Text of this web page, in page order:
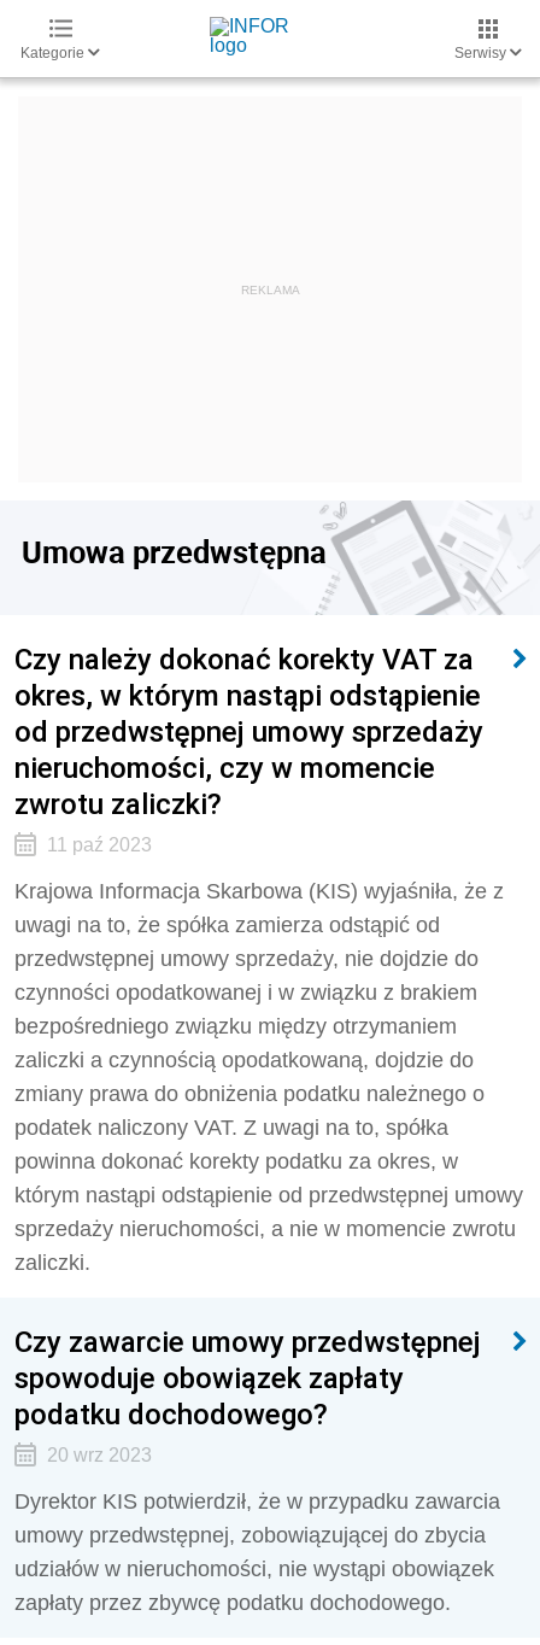
Kategorie Serwisy
Umowa przedwstępna
Czy należy dokonać korekty VAT za
okres, w którym nastąpi odstąpienie
od przedwstępnej umowy sprzedaży
nieruchomości, czy w momencie
zwrotu zaliczki?
11 paź 2023
Krajowa Informacja Skarbowa (KIS) wyjaśniła, że z
uwagi na to, że spółka zamierza odstąpić od
przedwstępnej umowy sprzedaży, nie dojdzie do
czynności opodatkowanej i w związku z brakiem
bezpośredniego związku między otrzymaniem
zaliczki a czynnością opodatkowaną, dojdzie do
zmiany prawa do obniżenia podatku należnego o
podatek naliczony VAT. Z uwagi na to, spółka
powinna dokonać korekty podatku za okres, w
którym nastąpi odstąpienie od przedwstępnej umowy
sprzedaży nieruchomości, a nie w momencie zwrotu
zaliczki.
Czy zawarcie umowy przedwstępnej
spowoduje obowiązek zapłaty
podatku dochodowego?
20 wrz 2023
Dyrektor KIS potwierdził, że w przypadku zawarcia
umowy przedwstępnej, zobowiązującej do zbycia
udziałów w nieruchomości, nie wystąpi obowiązek
zapłaty przez zbywcę podatku dochodowego.